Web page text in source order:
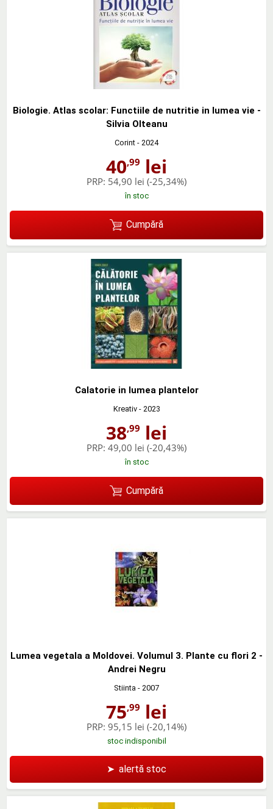
Biologie. Atlas scolar: Functiile de nutritie in lumea vie -
Silvia Olteanu
Corint - 2024
40,99 lei
PRP: 54,90 lei (-25,34%)
în stoc
Cumpără
Calatorie in lumea plantelor
Kreativ- 2023
38,99 lei
PRP: 49,00 lei (-20,43%)
în stoc
Cumpără
Lumea vegetala a Moldovei. Volumul 3. Plante cu flori 2 -
Andrei Negru
Stiinta - 2007
75,99 lei
PRP: 95,15 lei (-20,14%)
stoc indisponibil
➤ alertă stoc